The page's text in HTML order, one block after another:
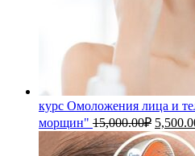
курс Омоложения лица и
морщин" 15,000.00₽
цена